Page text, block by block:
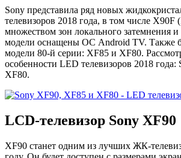
Sony представила ряд новых
телевизоров 2018 года, в том числе X90F
множеством зон локального затемнения
модели оснащены ОС Android TV. Также
модели 80-й серии: XF85 и XF80.
особенности LED телевизоров 2018
XF80.
LCD-телевизор Sony XF90
XF90 станет одним из лучших ЖК-